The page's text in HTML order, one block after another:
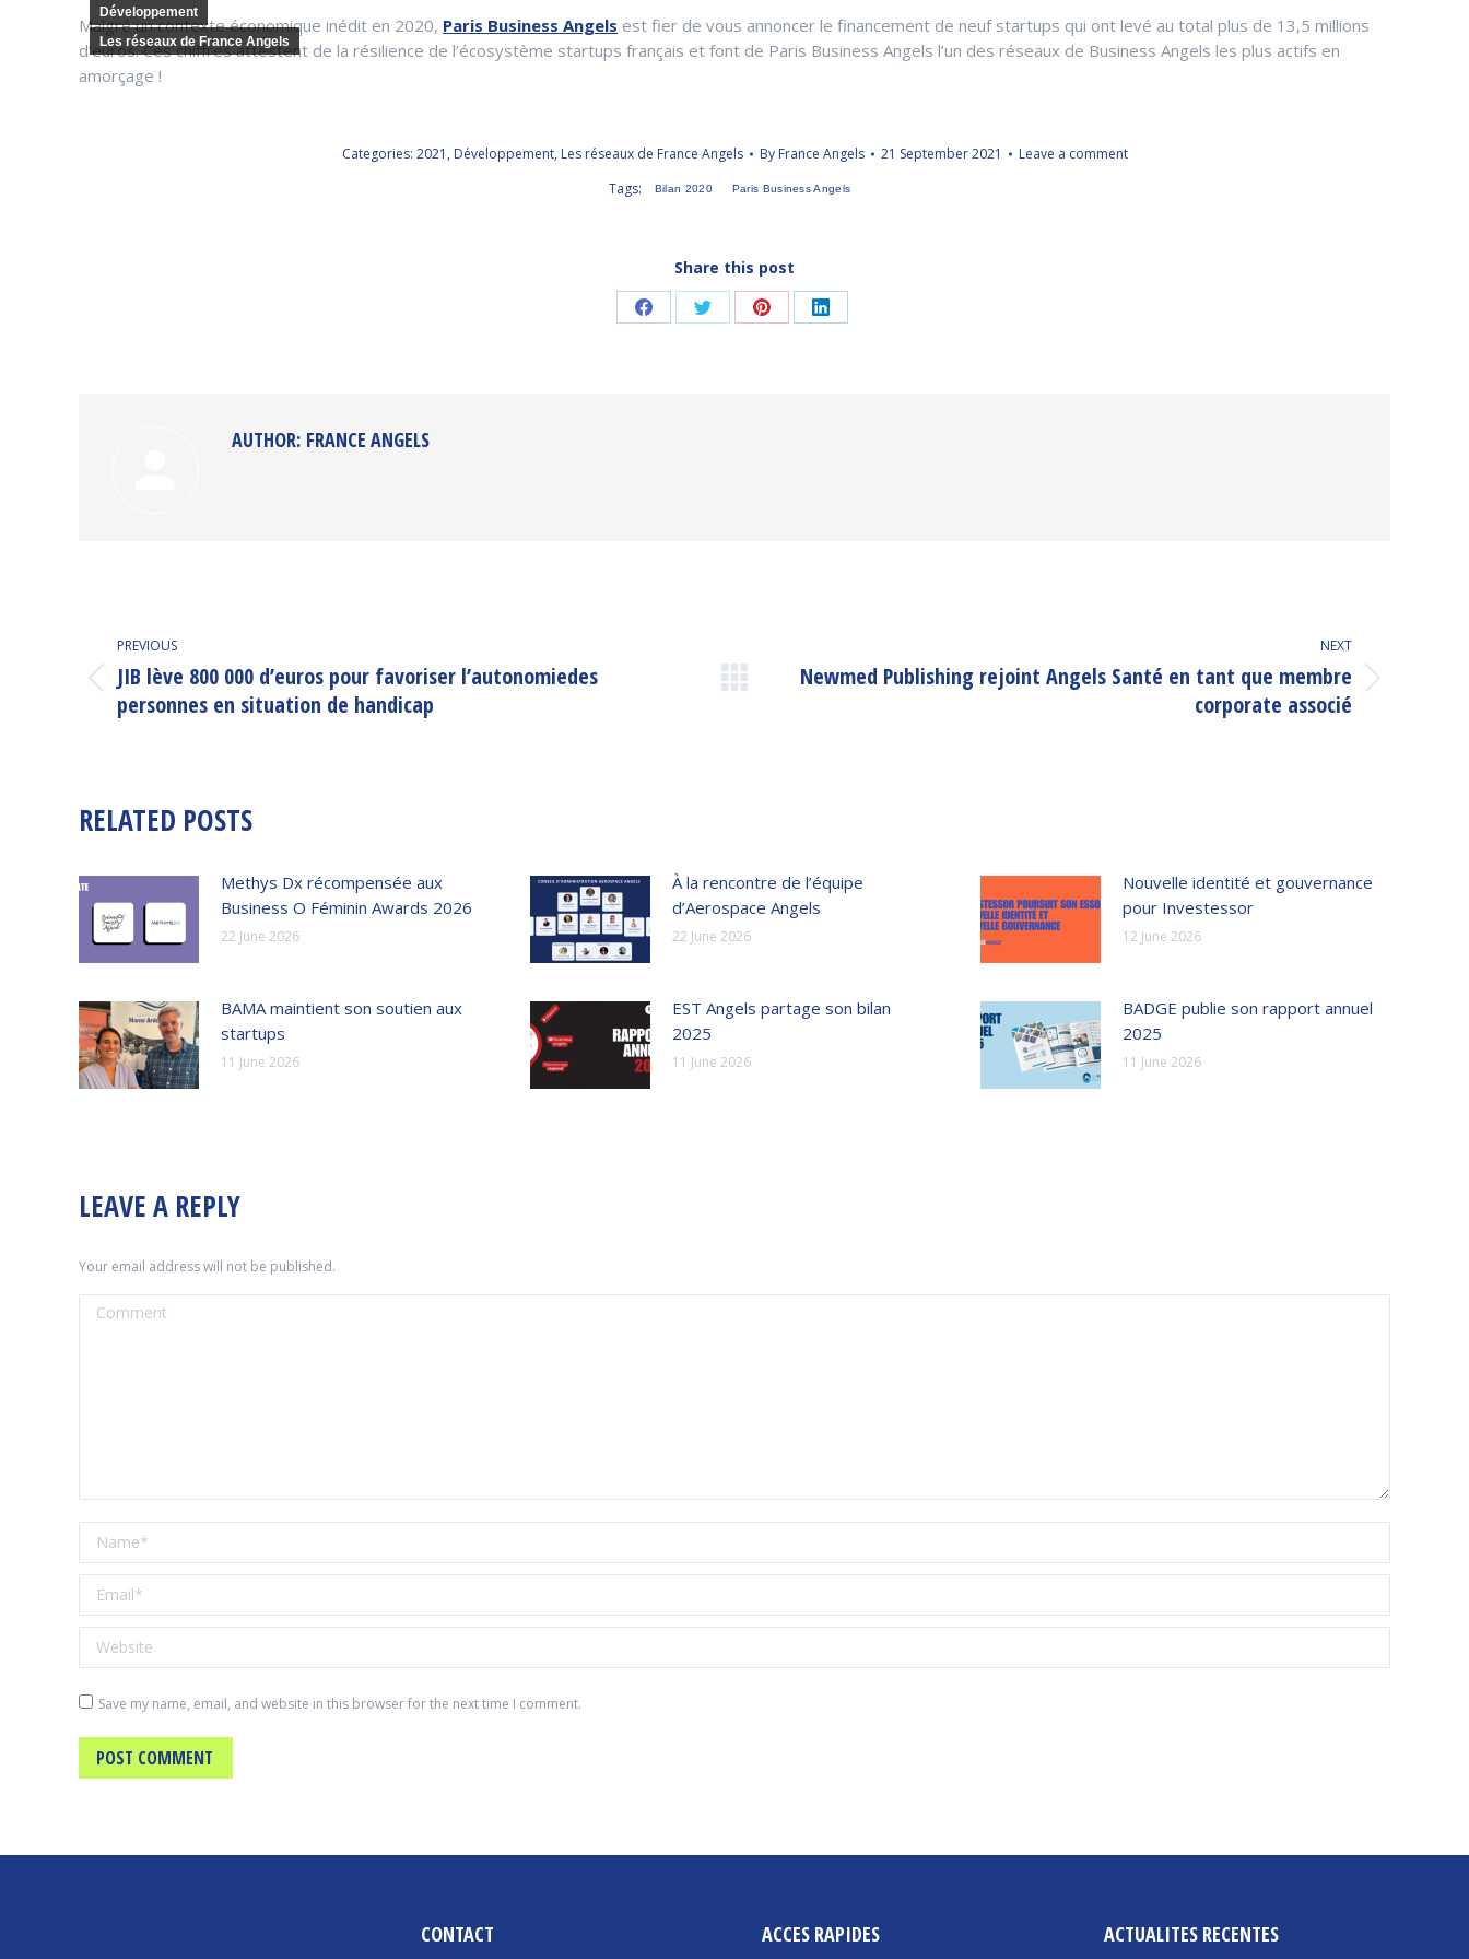
Développement
Les réseaux de France Angels
Malgré un contexte économique inédit en 2020, Paris Business Angels est fier de vous annoncer le financement de neuf startups qui ont levé au total plus de 13,5 millions
d’euros. Ces chiffres attestent de la résilience de l’écosystème startups français et font de Paris Business Angels l’un des réseaux de Business Angels les plus actifs en
amorçage !
Categories: 2021 , Développement, Les réseaux de France Angels By France Angels 21 September 2021
Leave a comment
Tags:
Bilan 2020 Paris Business Angels
Share this post
Share Share Share Share
AUTHOR: FRANCE ANGELS
POST
NAVIGATION
PREVIOUS
Previous
post:
JIB lève 800 000 d’euros pour favoriser l’autonomiedes
personnes en situation de handicap
NEXT
Next
Newmed Publishing rejoint Angels Santé en tant que membre
corporate associé
RELATED POSTS
Methys Dx récompensée aux
Business O Féminin Awards 2026
22 June 2026
À la rencontre de l’équipe
d’Aerospace Angels
22 June 2026
Nouvelle identité et gouvernance
pour Investessor
12 June 2026
BAMA maintient son soutien aux
startups
11 June 2026
EST Angels partage son bilan
2025
11 June 2026
BADGE publie son rapport annuel
2025
11 June 2026
LEAVE A REPLY
Your email address will not be published.
Comment
Name *
Email *
Website
Save my name, email, and website in this browser for the next time I comment.
POST COMMENT
CONTACT ACCES RAPIDES ACTUALITES RECENTES